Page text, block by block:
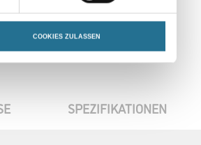
COOKIES ZULASSEN
SPEZIFIKATIONEN